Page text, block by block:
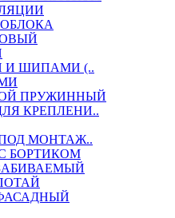
И ШИПАМИ (..
ПРУЖИННЫЙ
КРЕПЛЕНИ..
МОНТАЖ..
БОРТИКОМ